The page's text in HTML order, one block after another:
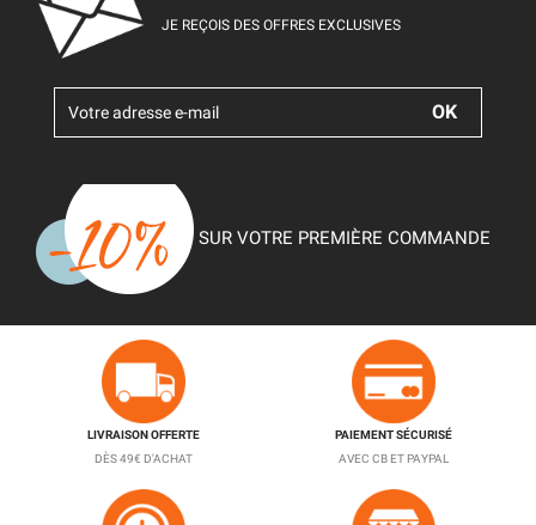
JE REÇOIS DES OFFRES EXCLUSIVES
SUR VOTRE PREMIÈRE COMMANDE
LIVRAISON OFFERTE
DÈS 49€ D'ACHAT
PAIEMENT SÉCURISÉ
AVEC CB ET PAYPAL